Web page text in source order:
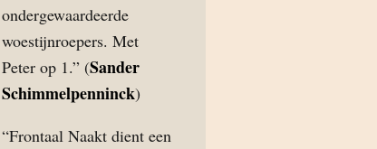
ondergewaardeerde
woestijnroepers. Met
Peter op 1.” (Sander
Schimmelpenninck)
“Frontaal Naakt dient een